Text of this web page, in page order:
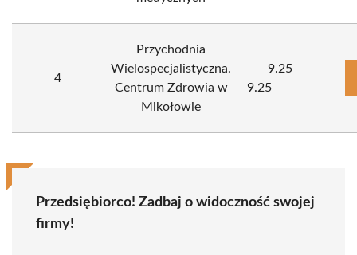
4
Przychodnia
Wielospecjalistyczna.
Centrum Zdrowia w
Mikołowie
9.25
9.25
Przedsiębiorco! Zadbaj o widoczność swojej
firmy!